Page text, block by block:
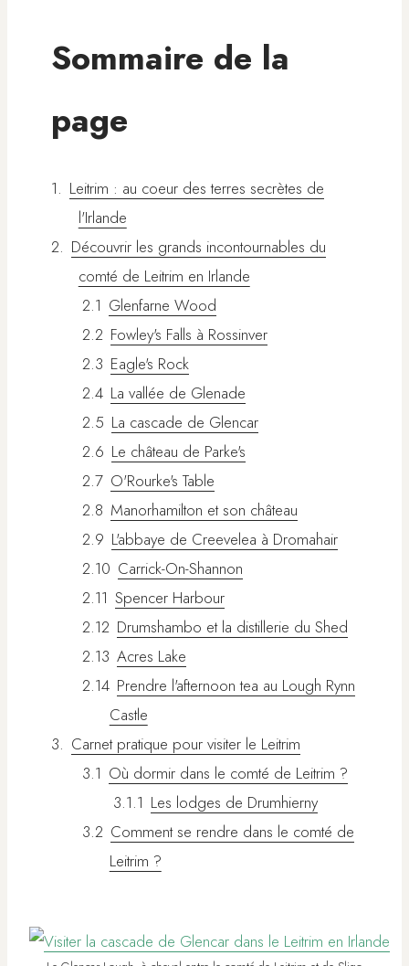
Sommaire de la
page
Leitrim : au coeur des terres secrètes de
l'Irlande
Découvrir les grands incontournables du
comté de Leitrim en Irlande
Glenfarne Wood
Fowley's Falls à Rossinver
Eagle's Rock
La vallée de Glenade
La cascade de Glencar
Le château de Parke's
O'Rourke's Table
Manorhamilton et son château
L'abbaye de Creevelea à Dromahair
Carrick-On-Shannon
Spencer Harbour
Drumshambo et la distillerie du Shed
Acres Lake
Prendre l'afternoon tea au Lough Rynn
Castle
Carnet pratique pour visiter le Leitrim
Où dormir dans le comté de Leitrim ?
Les lodges de Drumhierny
Comment se rendre dans le comté de
Leitrim ?